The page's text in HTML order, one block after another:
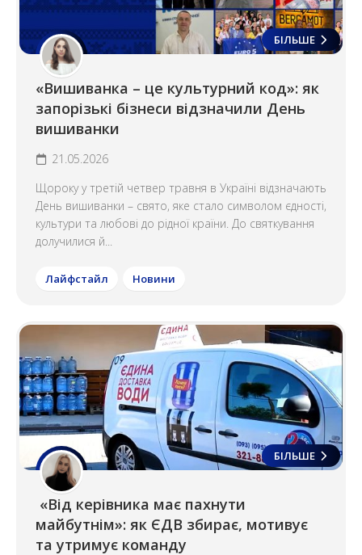
БІЛЬШЕ
«Вишиванка – це культурний код»: як
запорізькі бізнеси відзначили День
вишиванки
21.05.2026
Щороку у третій четвер травня в Україні відзначають
День вишиванки – свято, яке стало символом єдності,
культури та любові до рідної країни. До святкування
долучилися й...
Лайфстайл Новини
БІЛЬШЕ
«Від керівника має пахнути
майбутнім»: як ЄДВ збирає, мотивує
та утримує команду